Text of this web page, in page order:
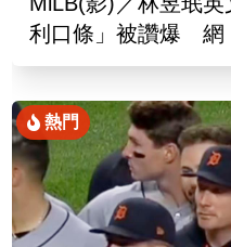
利口條」被讚爆 網
熱門